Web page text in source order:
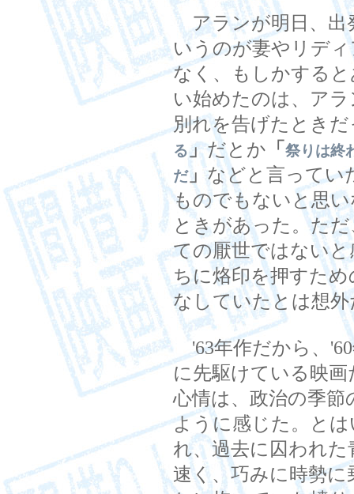
アランが明日、出
いうのが妻やリデ
なく、もしかする
い始めたのは、ア
別れを告げたとき
る」だとか 「 祭りは終
だ」などと言ってい
ものでもないと思
ときがあった。た
ての厭世ではない
ちに烙印を押すた
なしていたとは想
'63年作だから、
に先駆けている映
心情は、政治の季
ように感じた。と
れ、過去に囚われ
速く、巧みに時勢